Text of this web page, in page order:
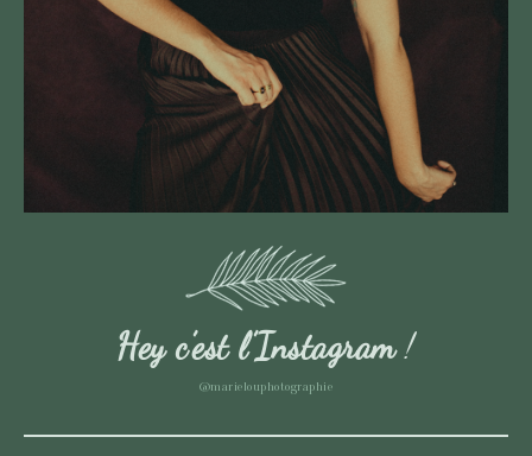
Hey c’est l’Instagram!
@marielouphotographie